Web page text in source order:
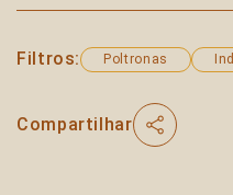
Filtros: Poltronas
Compartilhar